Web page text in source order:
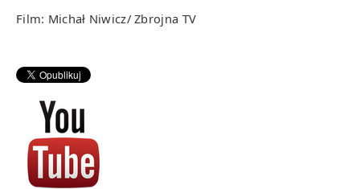
Film: Michał Niwicz/ Zbrojna TV